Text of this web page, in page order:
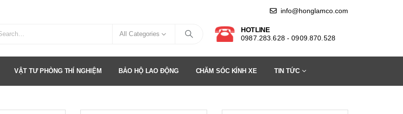
info@honglamco.com
All Categories
HOTLINE
0987.283.628 - 0909.870.528
VẬT TƯ PHÒNG THÍ NGHIỆM BẢO HỘ LAO ĐỘNG CHĂM SÓC KÍNH XE TIN TỨC